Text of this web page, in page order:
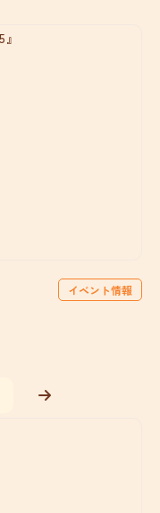
イベント情報